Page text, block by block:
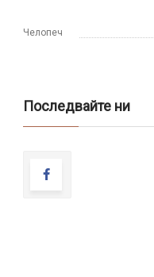
Челопеч
Последвайте ни